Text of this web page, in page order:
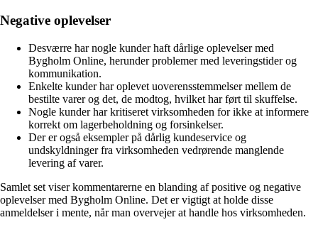
Negative oplevelser
Desværre har nogle kunder haft dårlige oplevelser med
Bygholm Online, herunder problemer med leveringstider og
kommunikation.
Enkelte kunder har oplevet uoverensstemmelser mellem de
bestilte varer og det, de modtog, hvilket har ført til skuffelse.
Nogle kunder har kritiseret virksomheden for ikke at informere
korrekt om lagerbeholdning og forsinkelser.
Der er også eksempler på dårlig kundeservice og
undskyldninger fra virksomheden vedrørende manglende
levering af varer.
Samlet set viser kommentarerne en blanding af positive og negative
oplevelser med Bygholm Online. Det er vigtigt at holde disse
anmeldelser i mente, når man overvejer at handle hos virksomheden.